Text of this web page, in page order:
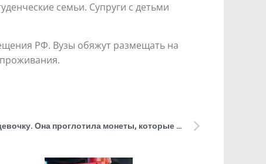
семьи. Супруги с детьми
РФ. Вузы обяжут размещать на
В Подмосковье врачи спасли девочку. Она проглотила монеты, которые застряли в желудке